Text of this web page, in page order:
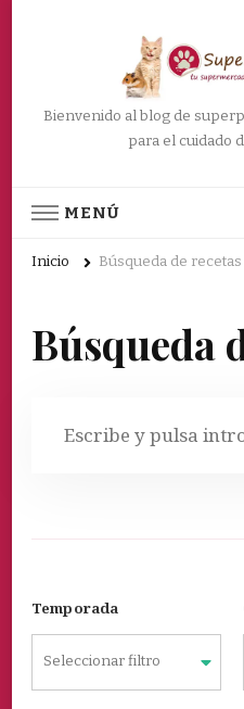
Bienvenido al blog de
para el cuidado
MENÚ
Inicio Búsqueda de recetas
Búsqueda
Temporada